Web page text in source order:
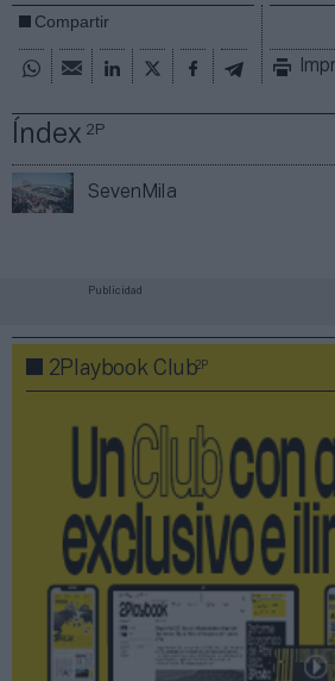
Índex2P
SevenMila
Compartir
Publicidad
2Playbook Club2P